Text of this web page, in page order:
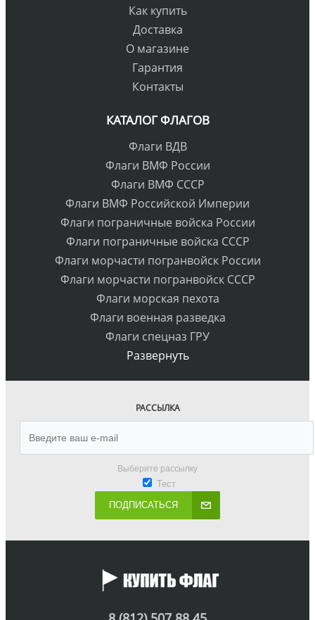
Как купить
Доставка
О магазине
Гарантия
Контакты
КАТАЛОГ ФЛАГОВ
Флаги ВДВ
Флаги ВМФ России
Флаги ВМФ СССР
Флаги ВМФ Российской Империи
Флаги пограничные войска России
Флаги пограничные войска СССР
Флаги морчасти погранвойск России
Флаги морчасти погранвойск СССР
Флаги морская пехота
Флаги военная разведка
Флаги спецназ ГРУ
Развернуть
РАССЫЛКА
Выберите рассылку
Тест
ПОДПИСАТЬСЯ